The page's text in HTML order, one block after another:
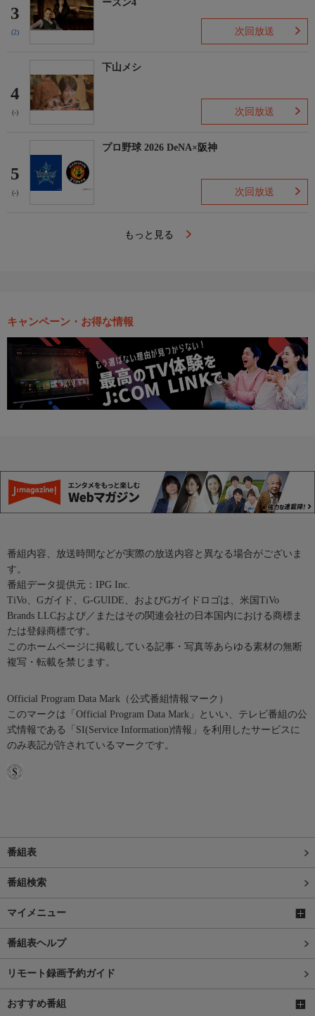
3
(2)
ーズン4
次回放送
4
(-)
下山メシ
次回放送
5
(-)
プロ野球 2026 DeNA×阪神
次回放送
もっと見る
キャンペーン・お得な情報
番組内容、放送時間などが実際の放送内容と異なる場合がございま
す。
番組データ提供元：IPG Inc.
TiVo、Gガイド、G-GUIDE、およびGガイドロゴは、米国TiVo
Brands LLCおよび／またはその関連会社の日本国内における商標ま
たは登録商標です。
このホームページに掲載している記事・写真等あらゆる素材の無断
複写・転載を禁じます。
Official Program Data Mark（公式番組情報マーク）
このマークは「Official Program Data Mark」といい、テレビ番組の公
式情報である「SI(Service Information)情報」を利用したサービスに
のみ表記が許されているマークです。
番組表
番組検索
マイメニュー
番組表ヘルプ
リモート録画予約ガイド
おすすめ番組